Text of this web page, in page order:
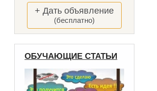
+ Дать объявление
(бесплатно)
ОБУЧАЮЩИЕ СТАТЬИ